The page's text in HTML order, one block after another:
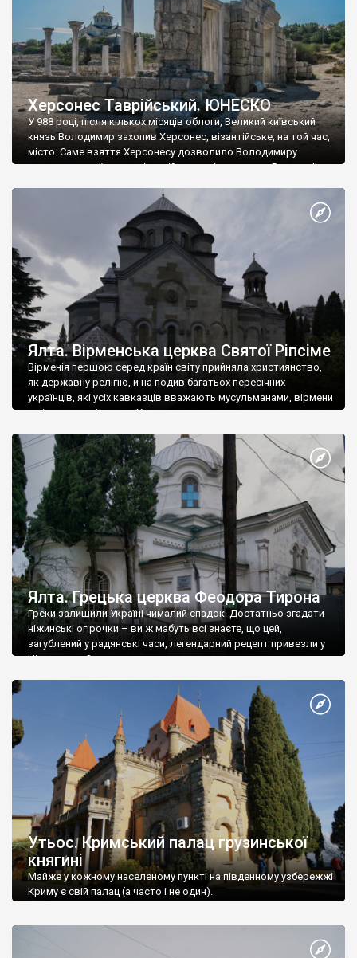
Херсонес Таврійський. ЮНЕСКО
У 988 році, після кількох місяців облоги, Великий київський
князь Володимир захопив Херсонес, візантійське, на той час,
місто. Саме взяття Херсонесу дозволило Володимиру
диктувати свої умови візантійському імператору Василю ІІ, та
Херсонесі Володимир-язичник, став Василем-християнином.
А потім було Хрещення Русі. На честь Херсонесу Таврійського
Ялта. Вірменська церква Святої Ріпсіме
Вірменія першою серед країн світу прийняла християнство,
як державну релігію, й на подив багатьох пересічних
українців, які усіх кавказців вважають мусульманами, вірмени
є відданими вірянами Христа
Ялта. Грецька церква Феодора Тирона
Греки залишили Україні чималий спадок. Достатньо згадати
ніжинські огірочки – ви ж мабуть всі знаєте, що цей,
загублений у радянські часи, легендарний рецепт привезли у
Ніжин греки?
Утьос. Кримський палац грузинської
княгині
Майже у кожному населеному пункті на південному узбережжі
Криму є свій палац (а часто і не один).